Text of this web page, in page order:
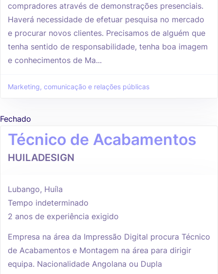
compradores através de demonstrações presenciais.
Haverá necessidade de efetuar pesquisa no mercado
e procurar novos clientes. Precisamos de alguém que
tenha sentido de responsabilidade, tenha boa imagem
e conhecimentos de Ma...
Marketing, comunicação e relações públicas
Fechado
Técnico de Acabamentos
HUILADESIGN
Lubango, Huíla
Tempo indeterminado
2 anos de experiência exigido
Empresa na área da Impressão Digital procura Técnico
de Acabamentos e Montagem na área para dirigir
equipa. Nacionalidade Angolana ou Dupla